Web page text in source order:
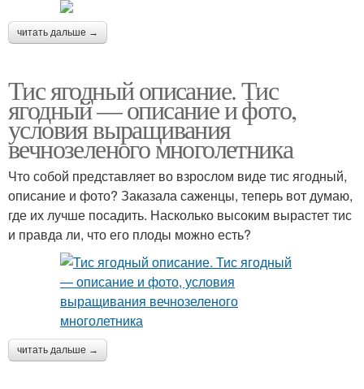
читать дальше →
Тис ягодный описание. Тис
ягодный — описание и фото,
условия выращивания
вечнозеленого многолетника
Что собой представляет во взрослом виде тис ягодный,
описание и фото? Заказала саженцы, теперь вот думаю,
где их лучше посадить. Насколько высоким вырастет тис
и правда ли, что его плоды можно есть?
читать дальше →